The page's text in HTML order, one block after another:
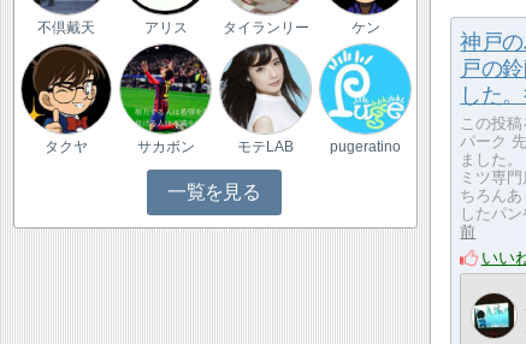
神戸
戸の
した
この投
パーク
ました
ミツ専
ちろん
したパ
前
いい
不倶戴天 アリス タイランリー ケン
タクヤ サカボン モテLAB pugeratino
一覧を見る